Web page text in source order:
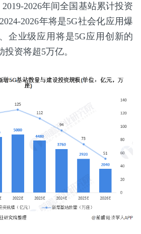
2026年间全国基站累计投资
2026年将是5G社会化应用爆
企业级应用将是5G应用创新的
资将超5万亿。